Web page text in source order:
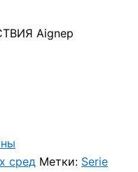
Aignep
сред Метки: Serie